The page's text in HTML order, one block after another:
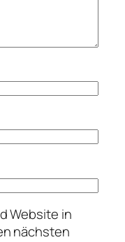
Website in
nächsten